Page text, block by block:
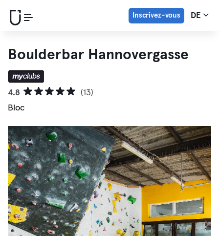
Inscrivez-vous DE
Boulderbar Hannovergasse
4.8
(13)
Bloc